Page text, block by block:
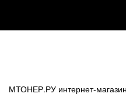
МТОНЕР.РУ интернет-